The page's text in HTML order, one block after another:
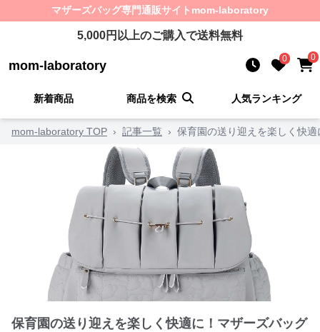
マザーズバッグ専門通販サイト mom-laboratory
5,000円以上のご購入で送料無料
mom-laboratory 0 0
新着商品 商品を検索 人気ランキング
mom-laboratory TOP › 記事一覧 › 保育園の送り迎えを楽しく快
保育園の送り迎えを楽しく快適に！マザーズバッグ